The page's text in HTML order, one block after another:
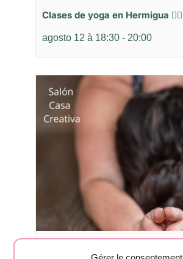
Clases de yoga en Hermigua 🧘‍♂️
agosto 12 à 18:30 - 20:00
Clases de yoga en Hermigua 🧘‍♂️